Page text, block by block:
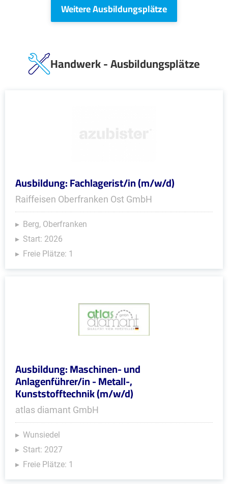
Weitere Ausbildungsplätze
Handwerk - Ausbildungsplätze
Ausbildung: Fachlagerist/in (m/w/d)
Raiffeisen Oberfranken Ost GmbH
Berg, Oberfranken
Start: 2026
Freie Plätze: 1
Ausbildung: Maschinen- und
Anlagenführer/in - Metall-,
Kunststofftechnik (m/w/d)
atlas diamant GmbH
Wunsiedel
Start: 2027
Freie Plätze: 1